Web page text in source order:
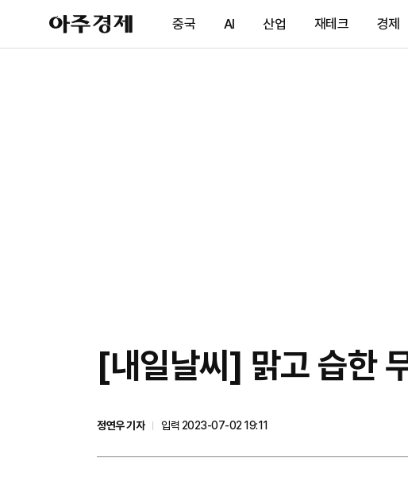
아
주
제
중국 AI 산업 재테크 경제
​[내일날씨] 맑고 습한
정연우 기자
입력 2023-07-02 19:11